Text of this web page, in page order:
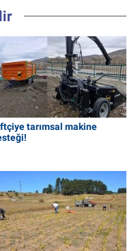
tarımsal makine